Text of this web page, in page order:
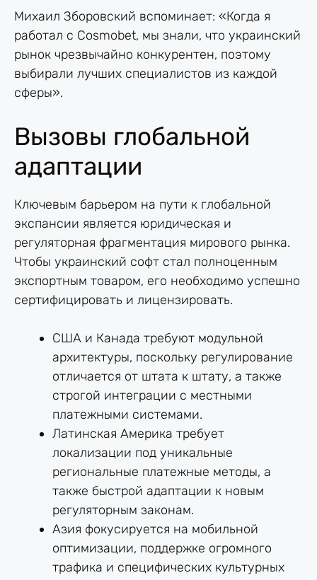
Михаил Зборовский вспоминает: «Когда я
работал с Cosmobet, мы знали, что украинский
рынок чрезвычайно конкурентен, поэтому
выбирали лучших специалистов из каждой
сферы».
Вызовы глобальной
адаптации
Ключевым барьером на пути к глобальной
экспансии является юридическая и
регуляторная фрагментация мирового рынка.
Чтобы украинский софт стал полноценным
экспортным товаром, его необходимо успешно
сертифицировать и лицензировать.
США и Канада требуют модульной
архитектуры, поскольку регулирование
отличается от штата к штату, а также
строгой интеграции с местными
платежными системами.
Латинская Америка требует
локализации под уникальные
региональные платежные методы, а
также быстрой адаптации к новым
регуляторным законам.
Азия фокусируется на мобильной
оптимизации, поддержке огромного
трафика и специфических культурных